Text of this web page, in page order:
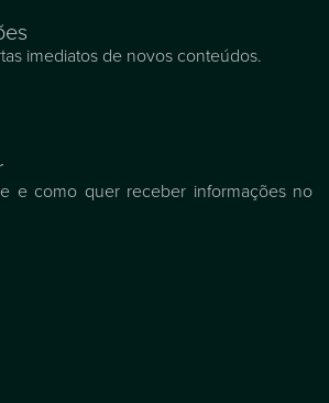
imediatos de novos conteúdos.
e como quer receber informações no